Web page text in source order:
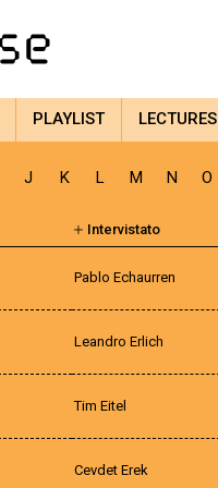
PLAYLIST LECTURES
J K L M N O
Intervistato
Pablo Echaurren
Leandro Erlich
Tim Eitel
Cevdet Erek